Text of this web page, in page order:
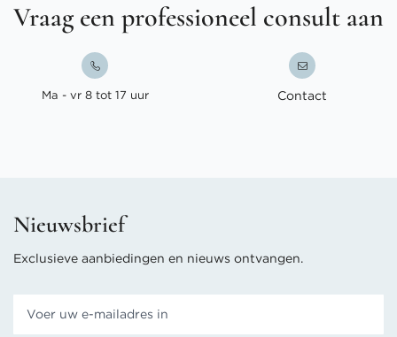
Vraag een professioneel consult aan
Ma - vr 8 tot 17 uur Contact
Nieuwsbrief
Exclusieve aanbiedingen en nieuws ontvangen.